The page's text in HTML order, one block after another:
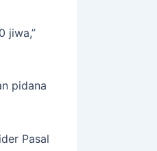
jiwa,”
pidana
Pasal